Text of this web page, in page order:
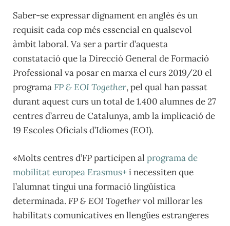
Saber-se expressar dignament en anglès és un
requisit cada cop més essencial en qualsevol
àmbit laboral. Va ser a partir d’aquesta
constatació que la Direcció General de Formació
Professional va posar en marxa el curs 2019/20 el
programaFP & EOI Together, pel qual han passat
durant aquest curs un total de 1.400 alumnes de 27
centres d’arreu de Catalunya, amb la implicació de
19 Escoles Oficials d’Idiomes (EOI).
«Molts centres d’FP participen al programa de
mobilitat europea Erasmus+i necessiten que
l’alumnat tingui una formació lingüística
determinada. FP & EOI Togethervol millorar les
habilitats comunicatives en llengües estrangeres